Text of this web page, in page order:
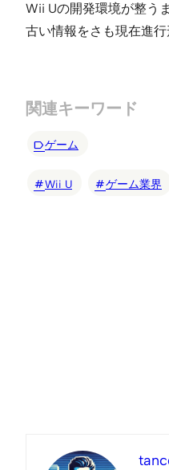
Wii Uの開発環境が整う
古い情報をさも現在進
関連キーワード
ゲーム
Wii U ゲーム業界